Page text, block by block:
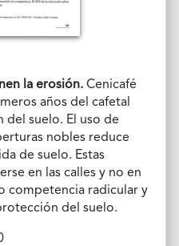
la erosión. Cenicafé
años del cafetal
del suelo. El uso de
nobles reduce
de suelo. Estas
en las calles y no en
competencia radicular y
del suelo.